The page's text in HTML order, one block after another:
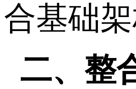
合基础
二、整